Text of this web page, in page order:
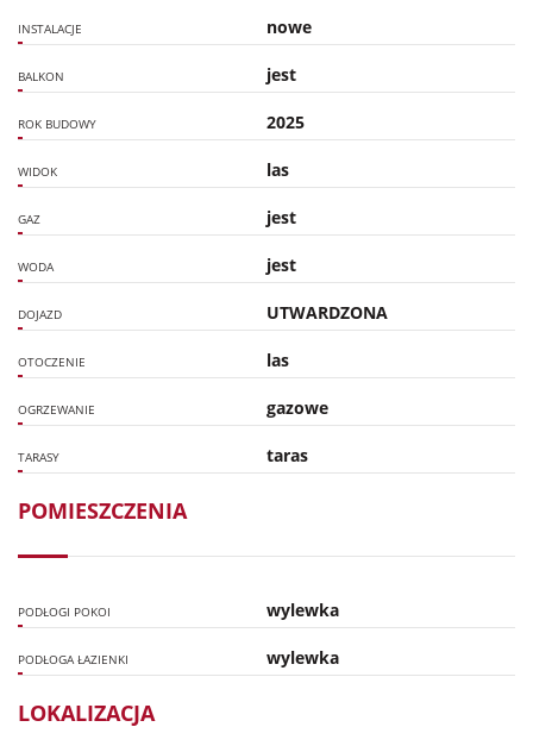
INSTALACJE nowe
BALKON jest
ROK BUDOWY 2025
WIDOK las
GAZ jest
WODA jest
DOJAZD UTWARDZONA
OTOCZENIE las
OGRZEWANIE gazowe
TARASY taras
POMIESZCZENIA
PODŁOGI POKOI wylewka
PODŁOGA ŁAZIENKI wylewka
LOKALIZACJA